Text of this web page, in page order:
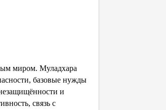
миром. Муладхара
базовые нужды
и
связь с